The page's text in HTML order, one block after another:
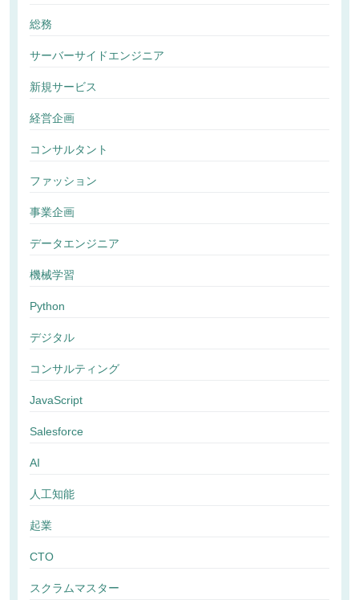
総務
サーバーサイドエンジニア
新規サービス
経営企画
コンサルタント
ファッション
事業企画
データエンジニア
機械学習
Python
デジタル
コンサルティング
JavaScript
Salesforce
AI
人工知能
起業
CTO
スクラムマスター